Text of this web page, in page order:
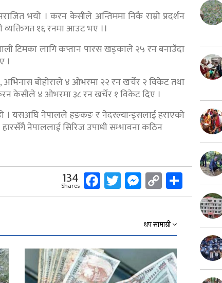
भयो । करन केसीले अन्तिममा निकै राम्रो प्रदर्शन
व्यक्तिगत १६ रनमा आउट भए ।।
टिमका लागि कप्तान पारस खड्काले २५ रन बनाउँदा
।
बोहोराले ४ ओभरमा २२ रन खर्चेर २ विकेट तथा
केसीले ४ ओभरमा ३८ रन खर्चेर १ विकेट दिए ।
। यसअघि नेपालले हङकङ र नेदरल्यान्ड्सलाई हराएको
नेपाललाई सिरिज उपाधी सम्भावना कठिन
134
Shares Facebook
Twitter
Messenger
Copy
Link
Share
थप सामाग्री